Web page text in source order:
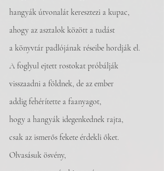
hangyák útvonalát keresztezi a kupac,
ahogy az asztalok között a tudást
a könyvtár padlójának réseibe hordják el.
A foglyul ejtett rostokat próbálják
visszaadni a földnek, de az ember
addig fehérítette a faanyagot,
hogy a hangyák idegenkednek rajta,
csak az ismerős fekete érdekli őket.
Olvasásuk ösvény,